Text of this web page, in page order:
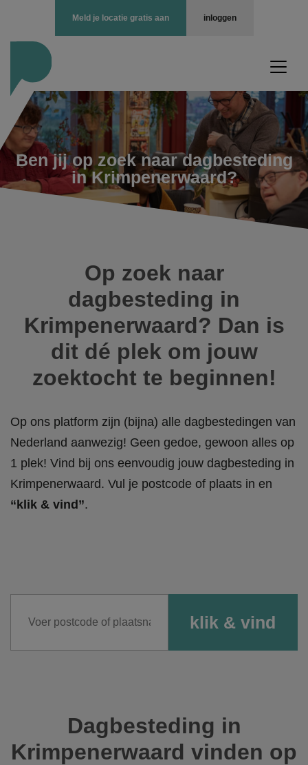
inloggen
Meld je locatie gratis aan
Ben jij op zoek naar dagbesteding
in Krimpenerwaard?
Op zoek naar
dagbesteding in
Krimpenerwaard? Dan is
dit dé plek om jouw
zoektocht te beginnen!
Op ons platform zijn (bijna) alle dagbestedingen van
Nederland aanwezig! Geen gedoe, gewoon alles op
1 plek! Vind bij ons eenvoudig jouw dagbesteding in
Krimpenerwaard. Vul je postcode of plaats in en
“klik & vind”.
Dagbesteding in
Krimpenerwaard vinden op